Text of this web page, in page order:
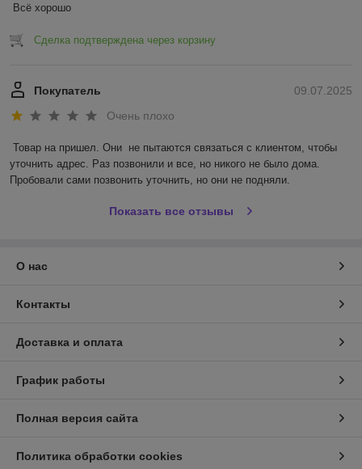
Всё хорошо
Сделка подтверждена через корзину
09.07.2025
Покупатель
Очень плохо
Товар на пришел. Они  не пытаются связаться с клиентом, чтобы
уточнить адрес. Раз позвонили и все, но никого не было дома.
Пробовали сами позвонить уточнить, но они не подняли.
Показать все отзывы
О нас
Контакты
Доставка и оплата
График работы
Полная версия сайта
Политика обработки cookies